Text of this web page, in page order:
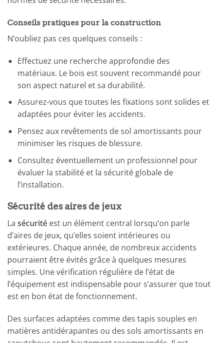
Conseils pratiques pour la construction
N’oubliez pas ces quelques conseils :
Effectuez une recherche approfondie des
matériaux. Le bois est souvent recommandé pour
son aspect naturel et sa durabilité.
Assurez-vous que toutes les fixations sont solides et
adaptées pour éviter les accidents.
Pensez aux revêtements de sol amortissants pour
minimiser les risques de blessure.
Consultez éventuellement un professionnel pour
évaluer la stabilité et la sécurité globale de
l’installation.
Sécurité des aires de jeux
La sécurité est un élément central lorsqu’on parle
d’aires de jeux, qu’elles soient intérieures ou
extérieures. Chaque année, de nombreux accidents
pourraient être évités grâce à quelques mesures
simples. Une vérification régulière de l’état de
l’équipement est indispensable pour s’assurer que tout
est en bon état de fonctionnement.
Des surfaces adaptées comme des tapis souples en
matières antidérapantes ou des sols amortissants en